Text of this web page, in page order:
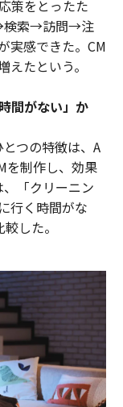
策をとったた
検索→訪問→注
実感できた。CM
たという。
間がない」か
つの特徴は、A
を制作し、効果
「クリーニン
行く時間がな
した。